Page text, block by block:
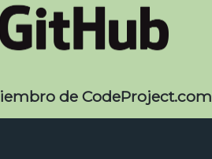
de CodeProject.com